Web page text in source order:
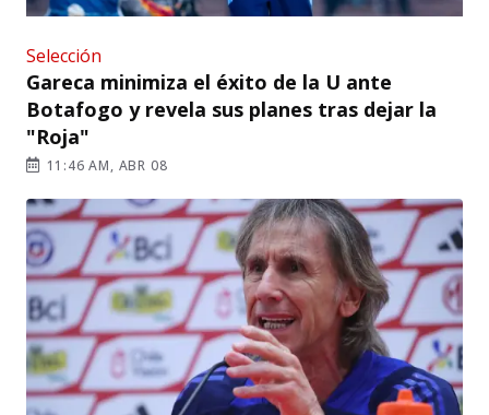
Selección
Gareca minimiza el éxito de la U ante
Botafogo y revela sus planes tras dejar la
"Roja"
11:46 AM, ABR 08